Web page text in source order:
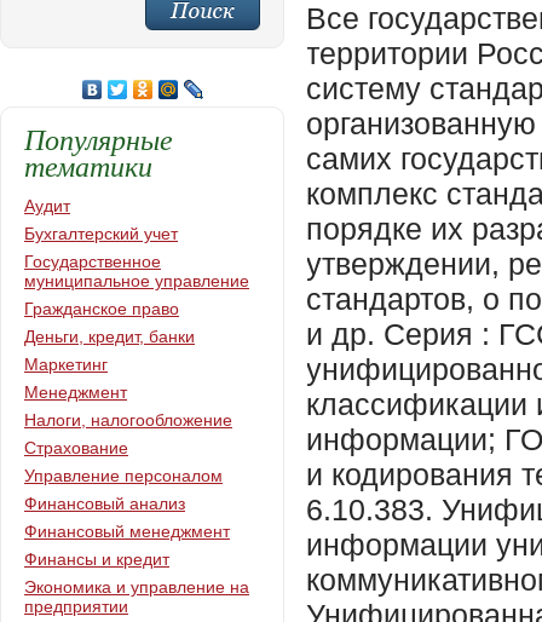
Все
территории
систему
самих
комплекс
порядке их
утверждении,
стандартов, о
и др. Серия :
классификации
информации;
и кодирования
6.10.383.
информации
Популярные
тематики
Аудит
Бухгалтерский учет
Государственное
муниципальное управление
Гражданское право
Деньги, кредит, банки
Маркетинг
Менеджмент
Налоги, налогообложение
Страхование
Управление персоналом
Финансовый анализ
Финансовый менеджмент
Финансы и кредит
Экономика и управление на
предприятии